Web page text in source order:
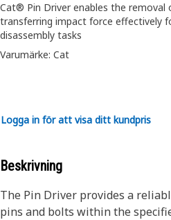
Cat® Pin Driver enables the removal
transferring impact force effectively
disassembly tasks
Varumärke: Cat
Logga in för att visa ditt kundpris
Beskrivning
The Pin Driver provides a
pins and bolts within the